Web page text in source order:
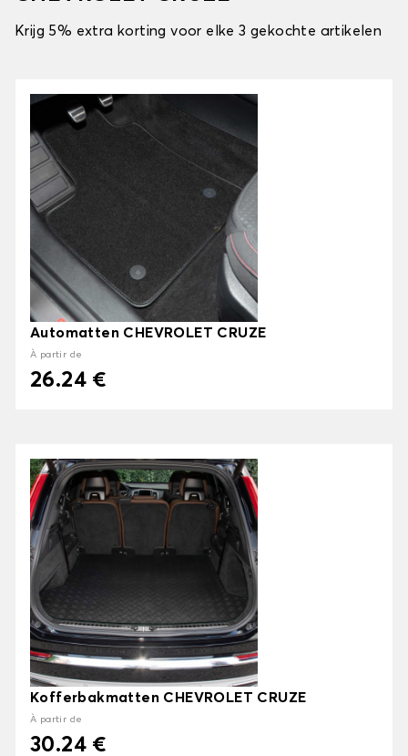
Krijg 5% extra korting voor elke 3 gekochte artikelen
Automatten CHEVROLET CRUZE
À partir de
26.24 €
Kofferbakmatten CHEVROLET CRUZE
À partir de
30.24 €